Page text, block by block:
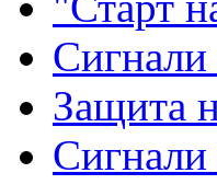
Сигнали
Защита